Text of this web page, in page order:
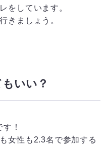
をしています。
きましょう。
いい？
！
女性も2.3名で参加する